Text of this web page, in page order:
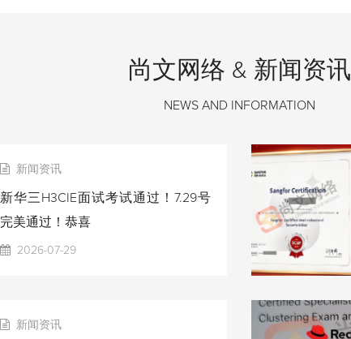
尚文网络 & 新闻资讯
NEWS AND INFORMATION
新闻资讯
新华三H3CIE面试考试通过！7.29号
完美通过！恭喜
2026-07-29
新闻资讯